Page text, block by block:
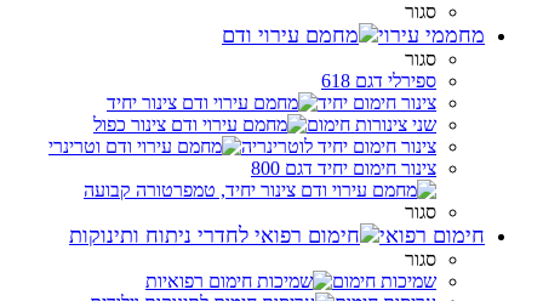
סגור
מחממי עירוי
סגור
ספירלי דגם 618
צינור חימום יחיד
שני צינורות חימום
צינור חימום יחיד לוטרינריה
צינור חימום יחיד דגם 800
סגור
חימום רפואי
סגור
שמיכות חימום